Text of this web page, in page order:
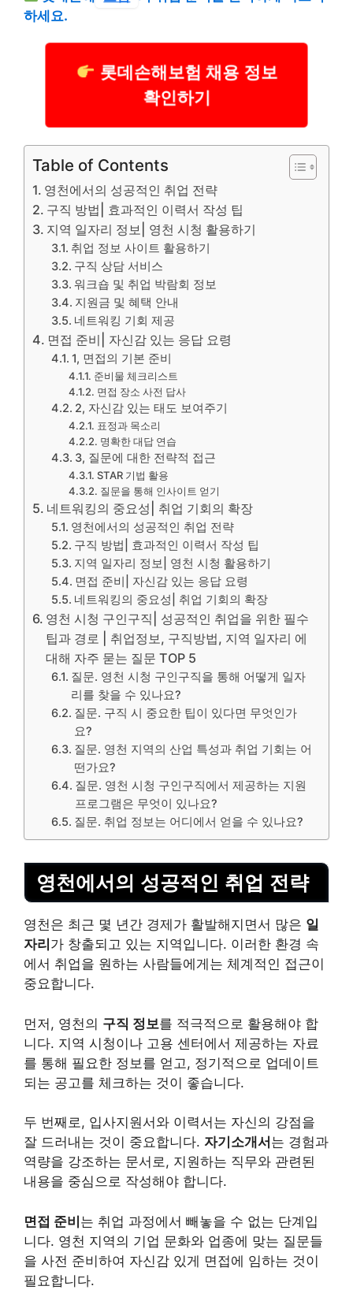
하세요.
롯데손해보험 채용 정보
확인하기
Table of Contents
영천에서의 성공적인 취업 전략
구직 방법| 효과적인 이력서 작성 팁
지역 일자리 정보| 영천 시청 활용하기
취업 정보 사이트 활용하기
구직 상담 서비스
워크숍 및 취업 박람회 정보
지원금 및 혜택 안내
네트워킹 기회 제공
면접 준비| 자신감 있는 응답 요령
1, 면접의 기본 준비
준비물 체크리스트
면접 장소 사전 답사
2, 자신감 있는 태도 보여주기
표정과 목소리
명확한 대답 연습
3, 질문에 대한 전략적 접근
STAR 기법 활용
질문을 통해 인사이트 얻기
네트워킹의 중요성| 취업 기회의 확장
영천에서의 성공적인 취업 전략
구직 방법| 효과적인 이력서 작성 팁
지역 일자리 정보| 영천 시청 활용하기
면접 준비| 자신감 있는 응답 요령
네트워킹의 중요성| 취업 기회의 확장
영천 시청 구인구직| 성공적인 취업을 위한 필수
팁과 경로 | 취업정보, 구직방법, 지역 일자리 에
대해 자주 묻는 질문 TOP 5
질문. 영천 시청 구인구직을 통해 어떻게 일자
리를 찾을 수 있나요?
질문. 구직 시 중요한 팁이 있다면 무엇인가
요?
질문. 영천 지역의 산업 특성과 취업 기회는 어
떤가요?
질문. 영천 시청 구인구직에서 제공하는 지원
프로그램은 무엇이 있나요?
질문. 취업 정보는 어디에서 얻을 수 있나요?
영천에서의 성공적인 취업 전략
영천은 최근 몇 년간 경제가 활발해지면서 많은 일
자리 가 창출되고 있는 지역입니다. 이러한 환경 속
에서 취업을 원하는 사람들에게는 체계적인 접근이
중요합니다.
먼저, 영천의 구직 정보를 적극적으로 활용해야 합
니다. 지역 시청이나 고용 센터에서 제공하는 자료
를 통해 필요한 정보를 얻고, 정기적으로 업데이트
되는 공고를 체크하는 것이 좋습니다.
두 번째로, 입사지원서와 이력서는 자신의 강점을
잘 드러내는 것이 중요합니다. 자기소개서 는 경험과
역량을 강조하는 문서로, 지원하는 직무와 관련된
내용을 중심으로 작성해야 합니다.
면접 준비는 취업 과정에서 빼놓을 수 없는 단계입
니다. 영천 지역의 기업 문화와 업종에 맞는 질문들
을 사전 준비하여 자신감 있게 면접에 임하는 것이
필요합니다.